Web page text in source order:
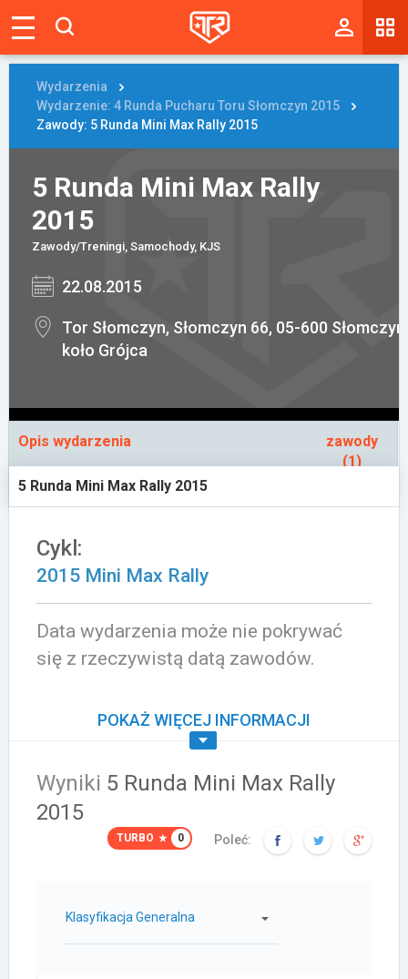
Tablica
Wyniki
Galerie
Wydarzenia
Giełda
Ranking
Załóż konto
Wydarzenia
Wydarzenie: 4 Runda Pucharu Toru Słomczyn 2015
Zawody: 5 Runda Mini Max Rally 2015
5 Runda Mini Max Rally
2015
Zawody/Treningi, Samochody, KJS
22.08.2015
Tor Słomczyn, Słomczyn 66, 05-600 Słomczyn
koło Grójca
Opis wydarzenia
zawody
(1)
5 Runda Mini Max Rally 2015
Cykl:
2015 Mini Max Rally
Data wydarzenia może nie pokrywać
się z rzeczywistą datą zawodów.
POKAŻ WIĘCEJ INFORMACJI
Wyniki 5 Runda Mini Max Rally
2015
TURBO 0 Poleć:
Klasyfikacja Generalna